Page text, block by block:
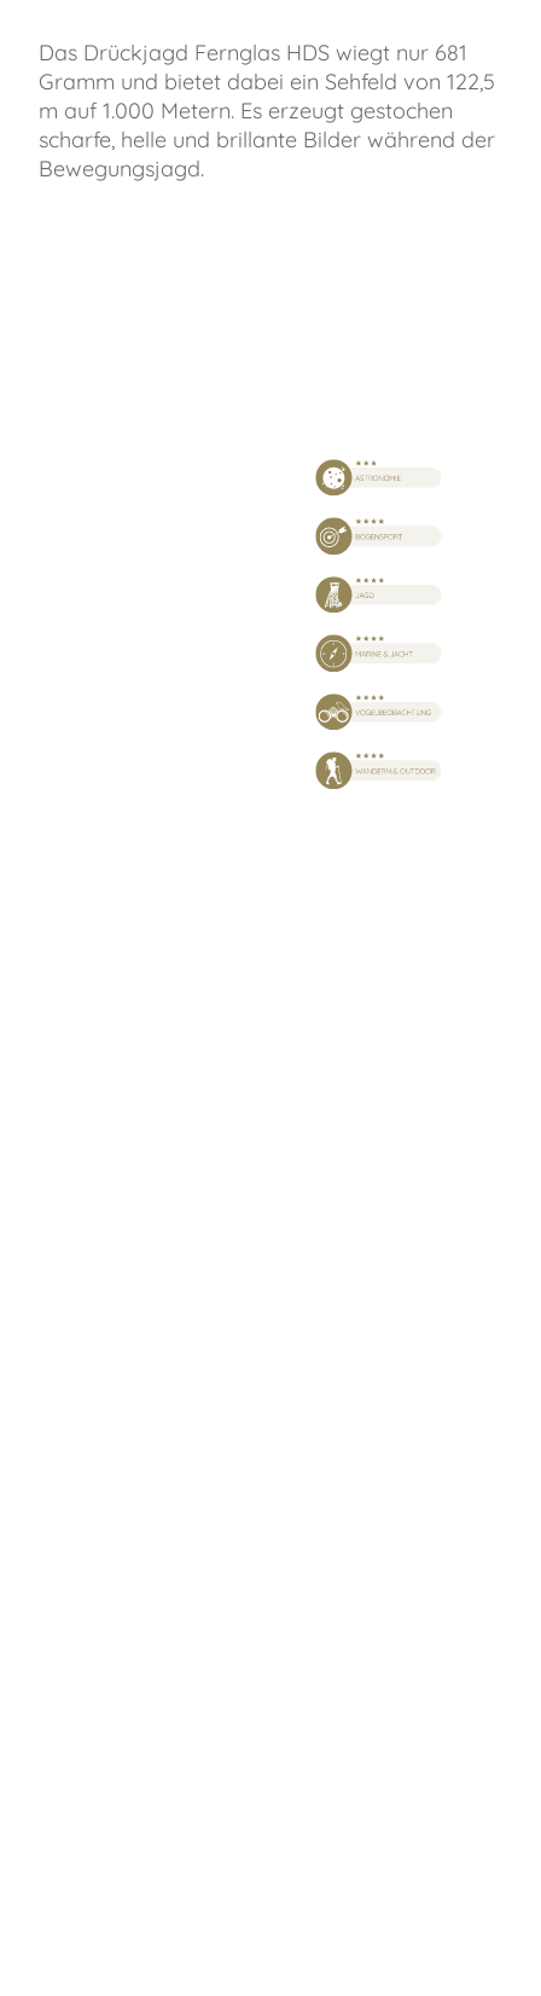
Das Drückjagd Fernglas HDS wiegt nur 681
Gramm und bietet dabei ein Sehfeld von 122,5
m auf 1.000 Metern. Es erzeugt gestochen
scharfe, helle und brillante Bilder während der
Bewegungsjagd.